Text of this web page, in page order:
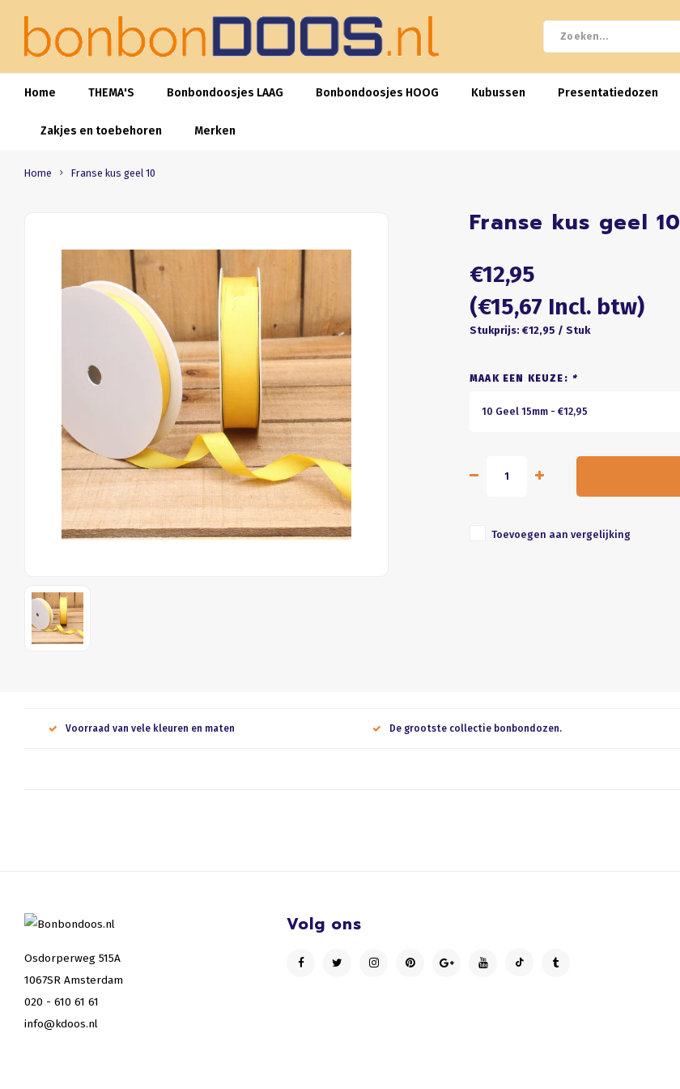
Home THEMA'S Bonbondoosjes LAAG Bonbondoosjes HOOG Kubussen Presentatiedozen
Zakjes en toebehoren Merken
Home Franse kus geel 10
Franse kus geel 10
€12,95
(€15,67 Incl. btw)
Stukprijs: €12,95 / Stuk
MAAK EEN KEUZE: *
10 Geel 15mm - €12,95
Toevoegen aan vergelijking
Voorraad van vele kleuren en maten De grootste collectie bonbondozen.
Osdorperweg 515A
1067SR Amsterdam
020 - 610 61 61
info@kdoos.nl
Volg ons